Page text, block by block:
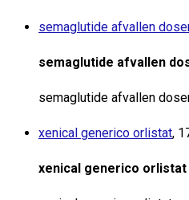
semaglutide afvallen
semaglutide afvallen
semaglutide afvallen
xenical generico orlistat,
xenical generico orlistat